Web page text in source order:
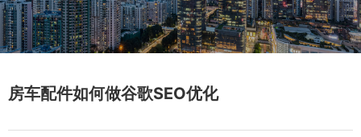
房车配件如何做谷歌SEO优化